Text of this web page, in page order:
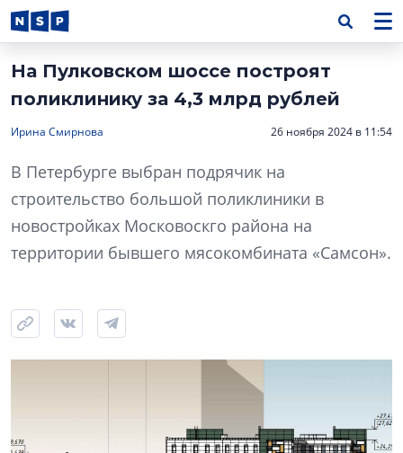
На Пулковском шоссе построят
поликлинику за 4,3 млрд рублей
Ирина Смирнова 26 ноября 2024 в 11:54
В Петербурге выбран подрячик на
строительство большой поликлиники в
новостройках Московоскго района на
территории бывшего мясокомбината «Самсон».